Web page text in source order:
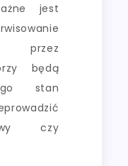
jest
będą
stan
czy